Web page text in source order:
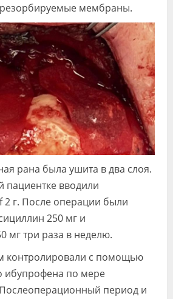
мембраны.
рана была ушита в два слоя.
пациентке вводили
2 г. После операции были
250 мг и
мг три раза в неделю.
контролировали с помощью
ибупрофена по мере
период и